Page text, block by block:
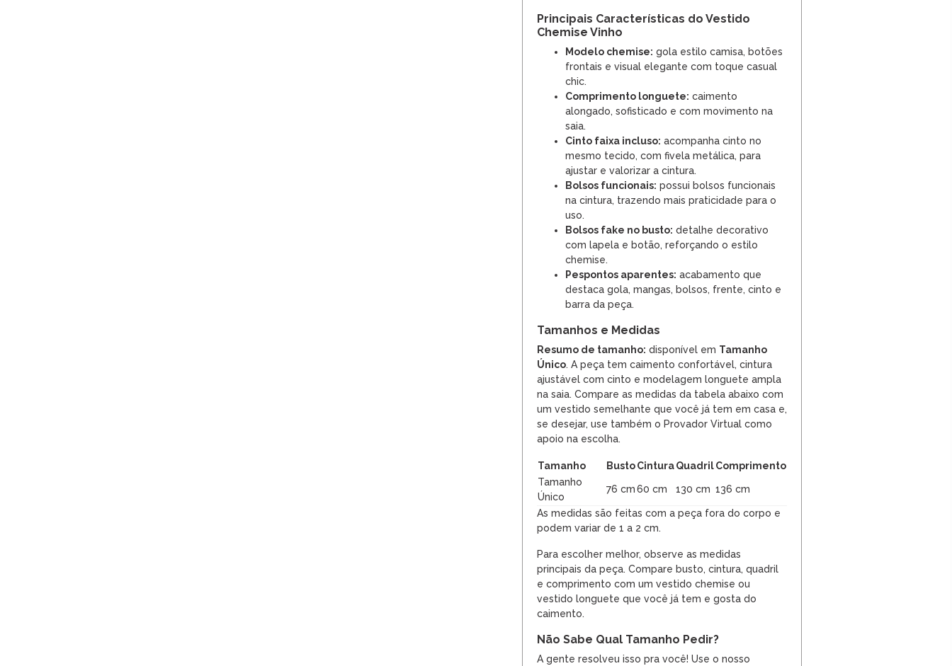
Principais Características do Vestido
Chemise Vinho
Modelo chemise: gola estilo camisa, botões
frontais e visual elegante com toque casual
chic.
Comprimento longuete: caimento
alongado, sofisticado e com movimento na
saia.
Cinto faixa incluso: acompanha cinto no
mesmo tecido, com fivela metálica, para
ajustar e valorizar a cintura.
Bolsos funcionais: possui bolsos funcionais
na cintura, trazendo mais praticidade para o
uso.
Bolsos fake no busto: detalhe decorativo
com lapela e botão, reforçando o estilo
chemise.
Pespontos aparentes: acabamento que
destaca gola, mangas, bolsos, frente, cinto e
barra da peça.
Tamanhos e Medidas
Resumo de tamanho: disponível em Tamanho
Único. A peça tem caimento confortável, cintura
ajustável com cinto e modelagem longuete ampla
na saia. Compare as medidas da tabela abaixo com
um vestido semelhante que você já tem em casa e,
se desejar, use também o Provador Virtual como
apoio na escolha.
Tamanho BustoCinturaQuadrilComprimento
Tamanho
Único
76 cm60 cm 130 cm 136 cm
As medidas são feitas com a peça fora do corpo e
podem variar de 1 a 2 cm.
Para escolher melhor, observe as medidas
principais da peça. Compare busto, cintura, quadril
e comprimento com um vestido chemise ou
vestido longuete que você já tem e gosta do
caimento.
Não Sabe Qual Tamanho Pedir?
A gente resolveu isso pra você! Use o nosso